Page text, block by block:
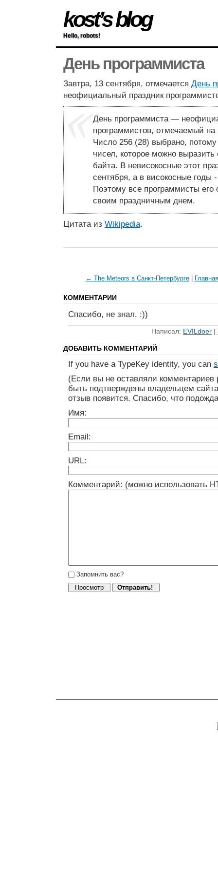
kost’s blog
Hello, robots!
День программиста
Завтра, 13 сентября, отмечается День
неофициальный праздник
День программиста —
программистов, отмечаемый на
Число 256 (28) выбрано, потому
чисел, которое можно
байта. В невисокосные этот
сентября, a в високосные годы
Поэтому все программисты
своим праздничным днем.
Цитата из Wikipedia.
← The Meteors в Санкт-Петербурге| Главная
КОММЕНТАРИИ
Спасибо, не знал. :))
Написал: EVILdoer |
ДОБАВИТЬ КОММЕНТАРИЙ
If you have a TypeKey identity, you can
(Если вы не оставляли
быть подтверждены владельцем
отзыв появится. Спасибо, что
Имя:
Email:
URL:
Комментарий: (можно использовать
Запомнить вас?